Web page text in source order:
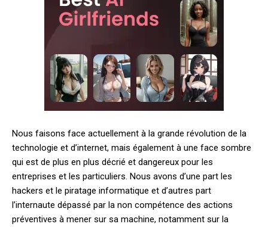
Nous faisons face actuellement à la grande révolution de la
technologie et d’internet, mais également à une face sombre
qui est de plus en plus décrié et dangereux pour les
entreprises et les particuliers. Nous avons d’une part les
hackers et le piratage informatique et d’autres part
l’internaute dépassé par la non compétence des actions
préventives à mener sur sa machine, notamment sur la